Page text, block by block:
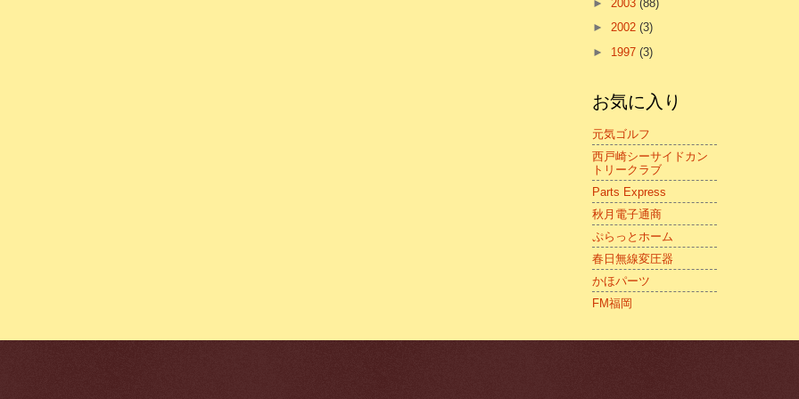
► 2003 (88)
► 2002 (3)
► 1997 (3)
お気に入り
元気ゴルフ
西戸崎シーサイドカン
トリークラブ
Parts Express
秋月電子通商
ぷらっとホーム
春日無線変圧器
かほパーツ
FM福岡